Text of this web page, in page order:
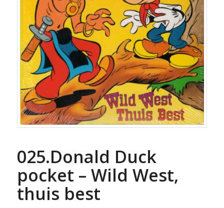
025.Donald Duck
pocket – Wild West,
thuis best